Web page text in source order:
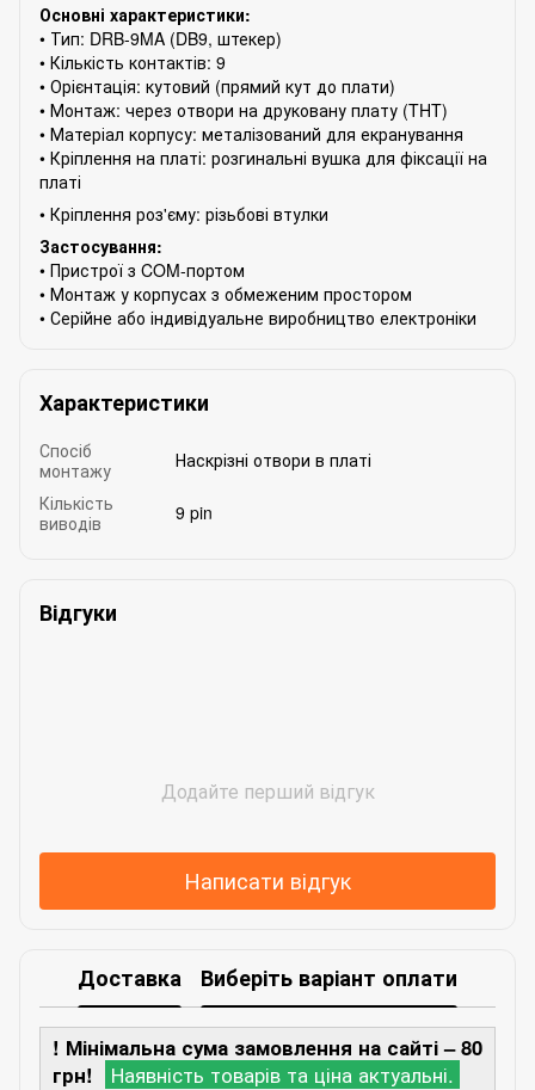
Основні характеристики:
• Тип: DRB-9MA (DB9, штекер)
• Кількість контактів: 9
• Орієнтація: кутовий (прямий кут до плати)
• Монтаж: через отвори на друковану плату (THT)
• Матеріал корпусу: металізований для екранування
• Кріплення на платі: розгинальні вушка для фіксації на
платі
• Кріплення роз'єму: різьбові втулки
Застосування:
• Пристрої з COM-портом
• Монтаж у корпусах з обмеженим простором
• Серійне або індивідуальне виробництво електроніки
Характеристики
Спосіб
монтажу
Наскрізні отвори в платі
Кількість
виводів
9 pin
Відгуки
Додайте перший відгук
Написати відгук
Доставка Виберіть варіант оплати
! Мінімальна сума замовлення на сайті – 80
грн!
Наявність товарів та ціна актуальні.